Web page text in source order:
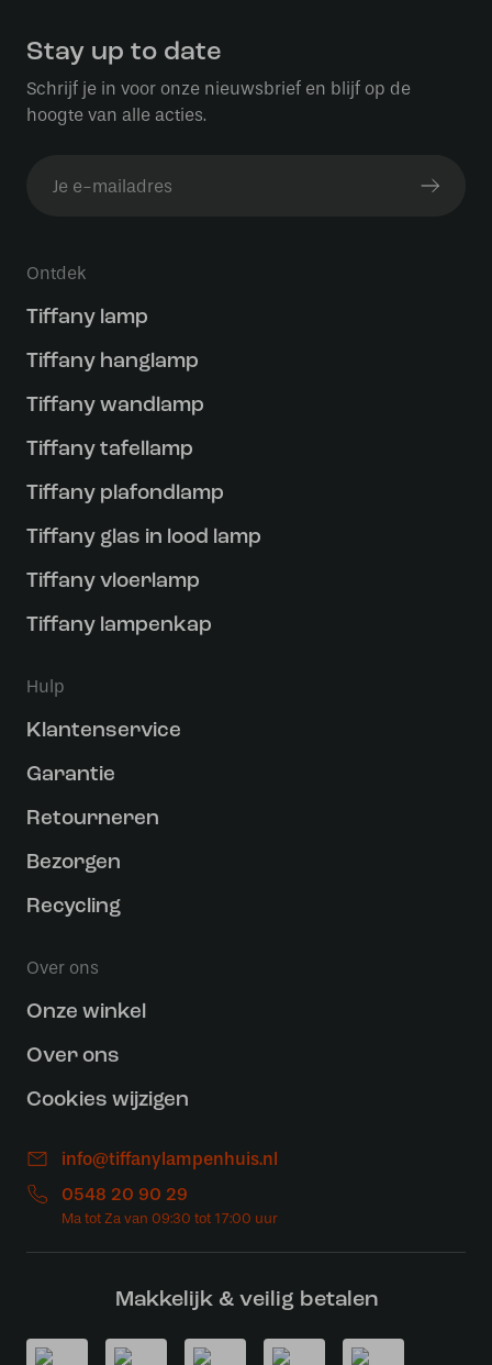
Stay up to date
Schrijf je in voor onze nieuwsbrief en blijf op de
hoogte van alle acties.
Ontdek
Tiffany lamp
Tiffany hanglamp
Tiffany wandlamp
Tiffany tafellamp
Tiffany plafondlamp
Tiffany glas in lood lamp
Tiffany vloerlamp
Tiffany lampenkap
Hulp
Klantenservice
Garantie
Retourneren
Bezorgen
Recycling
Over ons
Onze winkel
Over ons
Cookies wijzigen
info@tiffanylampenhuis.nl
0548 20 90 29
Makkelijk & veilig betalen